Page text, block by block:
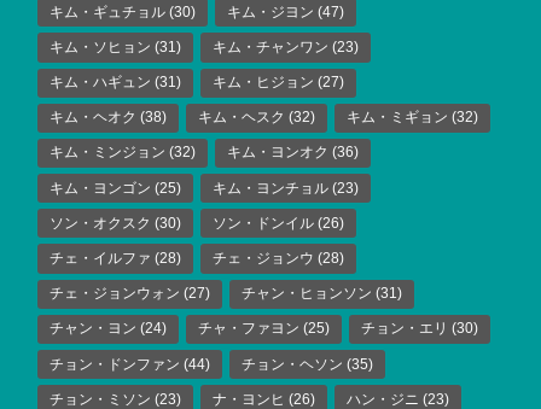
キム・ギュチョル (30) キム・ジヨン (47)
キム・ソヒョン (31) キム・チャンワン (23)
キム・ハギュン (31) キム・ヒジョン (27)
キム・ヘオク (38) キム・ヘスク (32) キム・ミギョン (32)
キム・ミンジョン (32) キム・ヨンオク (36)
キム・ヨンゴン (25) キム・ヨンチョル (23)
ソン・オクスク (30) ソン・ドンイル (26)
チェ・イルファ (28) チェ・ジョンウ (28)
チェ・ジョンウォン (27) チャン・ヒョンソン (31)
チャン・ヨン (24) チャ・ファヨン (25) チョン・エリ (30)
チョン・ドンファン (44) チョン・ヘソン (35)
チョン・ミソン (23) ナ・ヨンヒ (26) ハン・ジニ (23)